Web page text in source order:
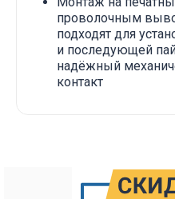
проволочным
подходят для
и последующей
надёжный
контакт